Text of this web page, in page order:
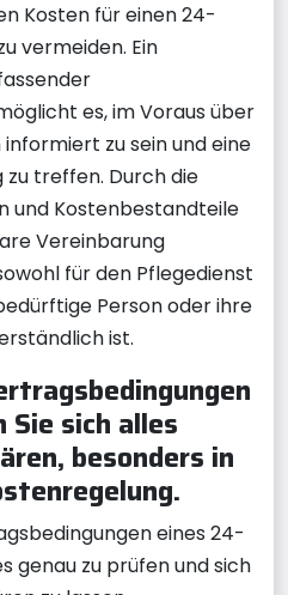
Kosten für einen 24-
vermeiden. Ein
es, im Voraus über
zu sein und eine
treffen. Durch die
und Kostenbestandteile
Vereinbarung
für den Pflegedienst
Person oder ihre
ist.
Sie sich alles
besonders in
eines 24-
genau zu prüfen und sich